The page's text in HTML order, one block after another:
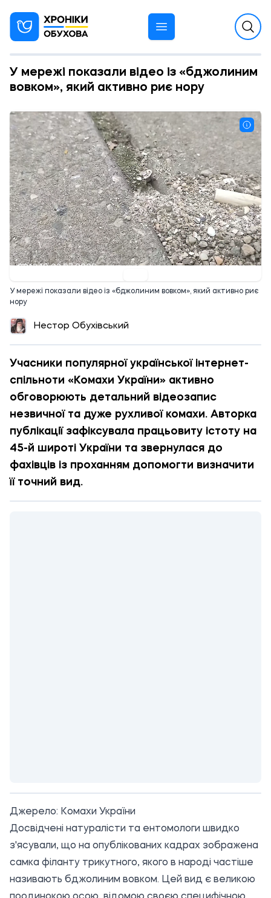
У мережі показали відео із «бджолиним
вовком», який активно риє нору
13:10 03.07.2026
У мережі показали відео із «бджолиним вовком», який активно риє
нору
Нестор Обухівський
Учасники популярної української інтернет-
спільноти «Комахи України» активно
обговорюють детальний відеозапис
незвичної та дуже рухливої комахи. Авторка
публікації зафіксувала працьовиту істоту на
45-й широті України та звернулася до
фахівців із проханням допомогти визначити
її точний вид.
Джерело: Комахи України
Досвідчені натуралісти та ентомологи швидко
з'ясували, що на опублікованих кадрах зображена
самка філанту трикутного, якого в народі частіше
називають бджолиним вовком. Цей вид є великою